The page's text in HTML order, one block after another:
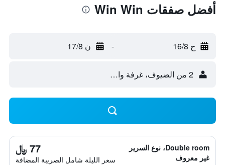
أفضل صفقات Win Win
ح 16/8 - ن 17/8
2 من الضيوف، غرفة واحدة
Double room، نوع السرير
غير معروف
77 ﷼
سعر الليلة شامل الصريبة المضافة